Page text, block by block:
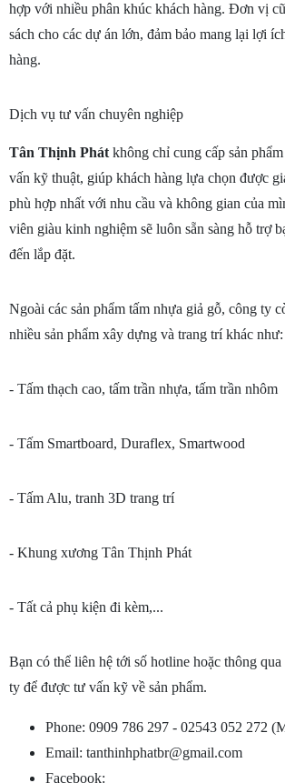
hợp với nhiều phân khúc khách hàng. Đơn vị
sách cho các dự án lớn, đảm bảo mang lại lợi
hàng.
Dịch vụ tư vấn chuyên nghiệp
Tân Thịnh Phát không chỉ cung cấp sản
vấn kỹ thuật, giúp khách hàng lựa chọn được
phù hợp nhất với nhu cầu và không gian của
viên giàu kinh nghiệm sẽ luôn sẵn sàng hỗ trợ
đến lắp đặt.
Ngoài các sản phẩm tấm nhựa giả gỗ, công ty
nhiều sản phẩm xây dựng và trang trí khác như:
- Tấm thạch cao, tấm trần nhựa, tấm trần nhôm
- Tấm Smartboard, Duraflex, Smartwood
- Tấm Alu, tranh 3D trang trí
- Khung xương Tân Thịnh Phát
- Tất cả phụ kiện đi kèm,...
Bạn có thể liên hệ tới số hotline hoặc thông qua
ty để được tư vấn kỹ về sản phẩm.
Phone: 0909 786 297 - 02543 052 272
Email: tanthinhphatbr@gmail.com
Facebook: